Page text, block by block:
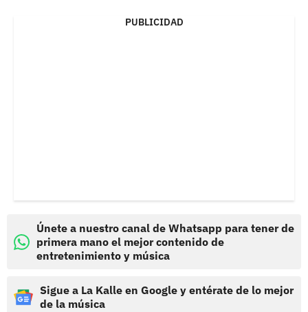
PUBLICIDAD
Únete a nuestro canal de Whatsapp para tener de
primera mano el mejor contenido de
entretenimiento y música
Sigue a La Kalle en Google y entérate de lo mejor
de la música